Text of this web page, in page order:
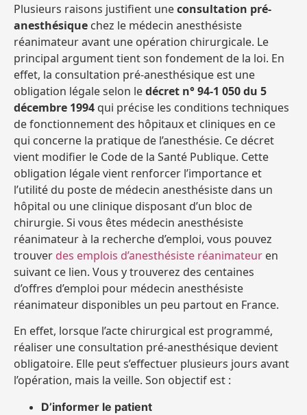
Plusieurs raisons justifient uneconsultation pré-
anesthésique chez le médecin anesthésiste
réanimateur avant une opération chirurgicale. Le
principal argument tient son fondement de la loi. En
effet, la consultation pré-anesthésique est une
obligation légale selon ledécret n° 94-1 050 du 5
décembre 1994 qui précise les conditions techniques
de fonctionnement des hôpitaux et cliniques en ce
qui concerne la pratique de l’anesthésie. Ce décret
vient modifier le Code de la Santé Publique. Cette
obligation légale vient renforcer l’importance et
l’utilité du poste de médecin anesthésiste dans un
hôpital ou une clinique disposant d’un bloc de
chirurgie. Si vous êtes médecin anesthésiste
réanimateur à la recherche d’emploi, vous pouvez
trouver des emplois d’anesthésiste réanimateur en
suivant ce lien. Vous y trouverez des centaines
d’offres d’emploi pour médecin anesthésiste
réanimateur disponibles un peu partout en France.
En effet, lorsque l’acte chirurgical est programmé,
réaliser une consultation pré-anesthésique devient
obligatoire. Elle peut s’effectuer plusieurs jours avant
l’opération, mais la veille. Son objectif est :
D’informer le patient